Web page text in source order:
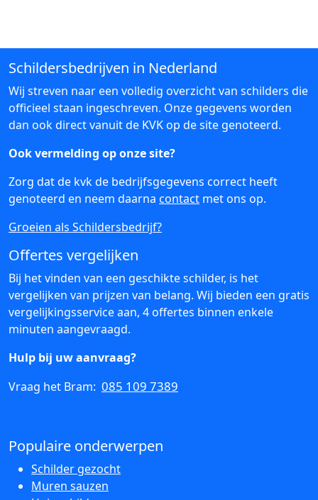
Schildersbedrijven in Nederland
Wij streven naar een volledig overzicht van schilders die
officieel staan ingeschreven. Onze gegevens worden
dan ook direct vanuit de KVK op de site genoteerd.
Ook vermelding op onze site?
Zorg dat de kvk de bedrijfsgegevens correct heeft
genoteerd en neem daarna contact met ons op.
Groeien als Schildersbedrijf?
Offertes vergelijken
Bij het vinden van een geschikte schilder, is het
vergelijken van prijzen van belang. Wij bieden een gratis
vergelijkingsservice aan, 4 offertes binnen enkele
minuten aangevraagd.
Hulp bij uw aanvraag?
Vraag het Bram: 085 109 7389
Populaire onderwerpen
Schilder gezocht
Muren sauzen